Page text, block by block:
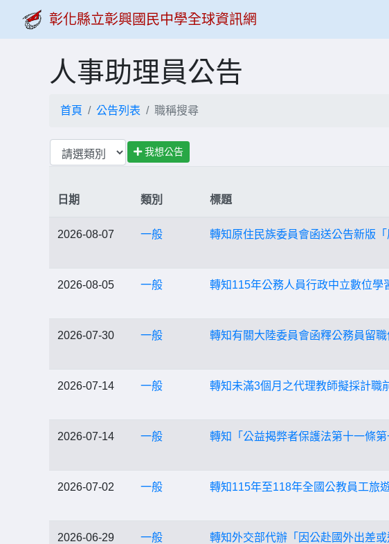
彰化縣立彰興國民中學全球資訊網
人事助理員公告
首頁 公告列表 職稱搜尋
我想公告
日期 類別 標題
2026-08-07 一般 轉知原住民族委員會函送公告新版「
2026-08-05 一般 轉知115年公務人員行政中立數位
2026-07-30 一般 轉知有關大陸委員會函釋公務員留
2026-07-14 一般 轉知未滿3個月之代理教師擬採計職
2026-07-14 一般 轉知「公益揭弊者保護法第十一條第
2026-07-02 一般 轉知115年至118年全國公教員工旅
2026-06-29 一般
轉知外交部代辦「因公赴國外出差